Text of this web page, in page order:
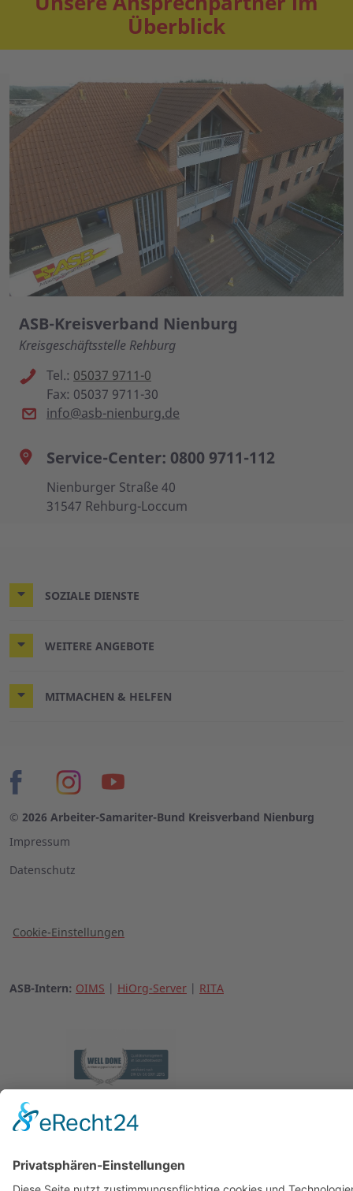
Überblick
ASB-Kreisverband Nienburg
Kreisgeschäftsstelle Rehburg
Tel.: 05037 9711-0
Fax: 05037 9711-30
info@asb-nienburg.de
Service-Center: 0800 9711-112
Nienburger Straße 40
31547 Rehburg-Loccum
SOZIALE DIENSTE
WEITERE ANGEBOTE
MITMACHEN & HELFEN
© 2026 Arbeiter-Samariter-Bund Kreisverband Nienburg
Impressum
Datenschutz
Cookie-Einstellungen
ASB-Intern: OIMS HiOrg-Server RITA